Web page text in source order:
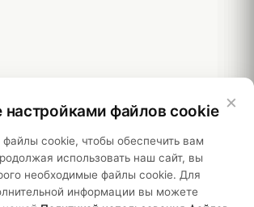
×
настройками файлов cookie
cookie, чтобы обеспечить вам
использовать наш сайт, вы
необходимые файлы cookie. Для
информации вы можете